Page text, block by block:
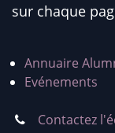
sur chaque
Annuaire
Evénements
Contactez